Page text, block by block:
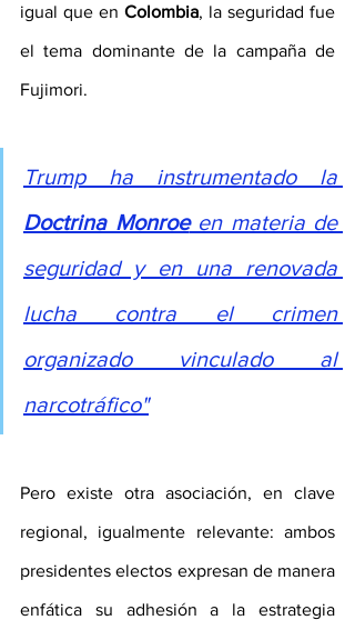
igual que en Colombia, la seguridad fue
el tema dominante de la campaña de
Fujimori.
Doctrina Monroe en materia de
seguridad y en una renovada
lucha contra el crimen
organizado vinculado al
narcotráfico"
Pero existe otra asociación, en clave
regional, igualmente relevante: ambos
presidentes electos expresan de manera
enfática su adhesión a la estrategia